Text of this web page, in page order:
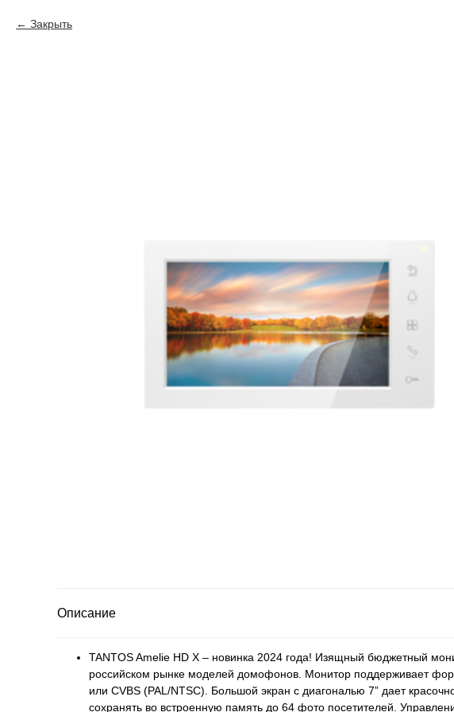
Закрыть
Описание
TANTOS Amelie HD X – новинка 2024 года! Изящный бюджетный
российском рынке моделей домофонов. Монитор поддерживает
или CVBS (PAL/NTSC). Большой экран с диагональю 7” дает
сохранять во встроенную память до 64 фото посетителей.